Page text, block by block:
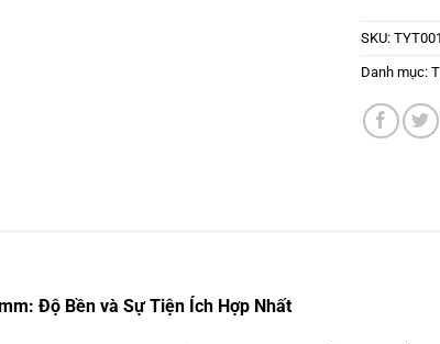
SKU:TYT001
Danh mục:
Độ Bền và Sự Tiện Ích Hợp Nhất